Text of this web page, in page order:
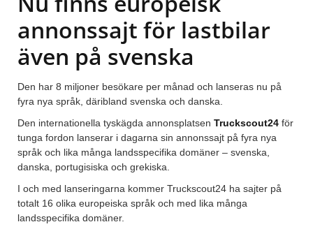
annonssajt för lastbilar
även på svenska
Den har 8 miljoner besökare per månad och lanseras nu på
fyra nya språk, däribland svenska och danska.
Den internationella tyskägda annonsplatsen Truckscout24 för
tunga fordon lanserar i dagarna sin annonssajt på fyra nya
språk och lika många landsspecifika domäner – svenska,
danska, portugisiska och grekiska.
I och med lanseringarna kommer Truckscout24 ha sajter på
totalt 16 olika europeiska språk och med lika många
landsspecifika domäner.